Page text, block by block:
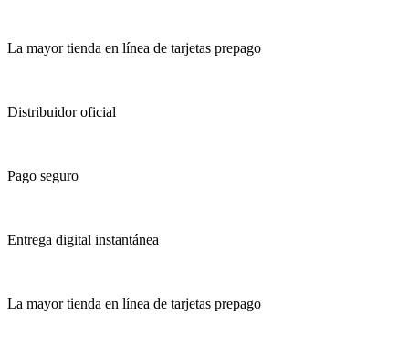
La mayor tienda en línea de tarjetas prepago
Distribuidor oficial
Pago seguro
Entrega digital instantánea
La mayor tienda en línea de tarjetas prepago